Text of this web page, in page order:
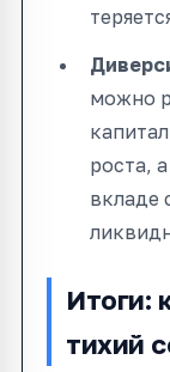
можно
роста,
вкладе
Итоги:
тихий